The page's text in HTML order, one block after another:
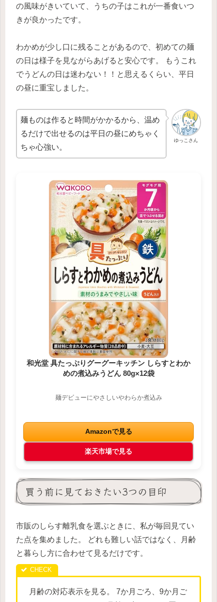
の風味がきいていて、うちの子はこれが一番食いつ
きが良かったです。
わかめが少し口に残ることがあるので、初めての麺
の日は様子を見ながらあげると安心です。 もうこれ
でうどんの日は迷わない！！と思えるくらい、平日
の昼に重宝しました。
ゆっこさん
麺ものは作ると時間がかかるから、温め
るだけで出せるのは平日の昼にめちゃく
ちゃ心強い。
和光堂 具たっぷりグーグーキッチン しらすとわか
めの煮込みうどん 80g×12袋
麺デビューにやさしいやわらか煮込み
Amazonで見る
楽天市場で見る
買う前に見ておきたい3つの目印
市販のしらす離乳食を選ぶときに、私が毎回見てい
た点を集めました。 どれも難しい話ではなく、月齢
と暮らし方に合わせて見るだけです。
月齢の対応表示を見る。 7か月ごろ、9か月ご